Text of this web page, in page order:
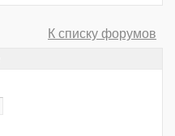
К списку форумов